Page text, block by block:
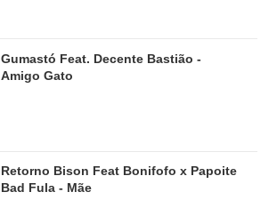
Gumastó Feat. Decente Bastião -
Amigo Gato
Retorno Bison Feat Bonifofo x Papoite
Bad Fula - Mãe